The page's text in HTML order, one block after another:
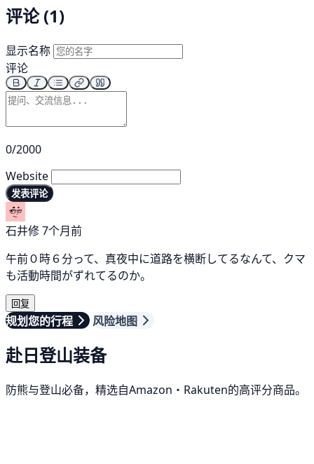
评论 (1)
显示名称
评论
0/2000
Website
发表评论
石井修7个月前
午前０時６分って、真夜中に道路を横断してるなんて、クマ
も活動時間がずれてるのか。
回复
规划您的行程 风险地图
赴日登山装备
防熊与登山必备，精选自Amazon・Rakuten的高评分商品。